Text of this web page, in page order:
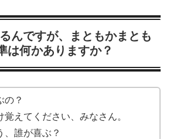
んですが、まともかまとも
は何かありますか？
の？
覚えてください、みなさん。
、誰が喜ぶ？